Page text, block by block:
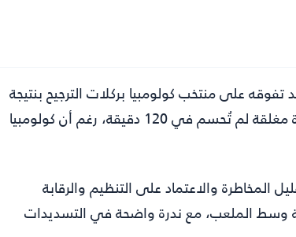
سويسرا في بلوغ دور الثمانية من كأس العالم 2026 بعد تفوقه على منتخب كولومبيا بركلات الترجيح بنتيجة
4-3، ليضرب موعداً مع منتخب الأرجنتين، وجاء هذا التأهل بعد مباراة مغلقة لم تُحسم في 120 دقيقة، رغم أن كولومبيا
المخاطرة والاعتماد على التنظيم والرقابة
وسط الملعب، مع ندرة واضحة في التسديدات